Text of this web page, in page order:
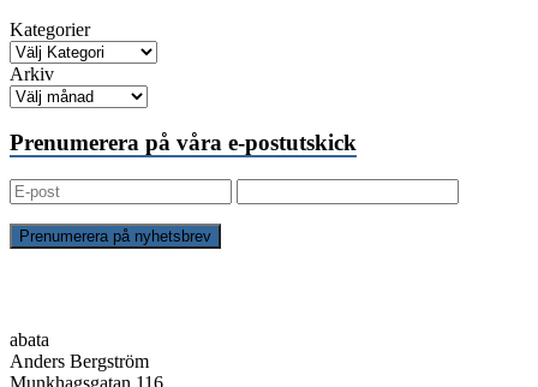
Kategorier
Arkiv
Prenumerera på våra e-postutskick
abata
Anders Bergström
Munkhagsgatan 116